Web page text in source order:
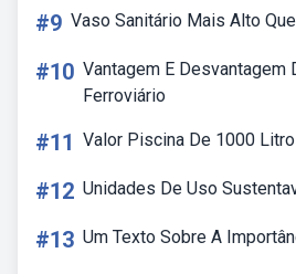
#9 Vaso Sanitário Mais Alto
#10 Vantagem E Desvantagem
Ferroviário
#11 Valor Piscina De 1000
#12 Unidades De Uso
#13 Um Texto Sobre A